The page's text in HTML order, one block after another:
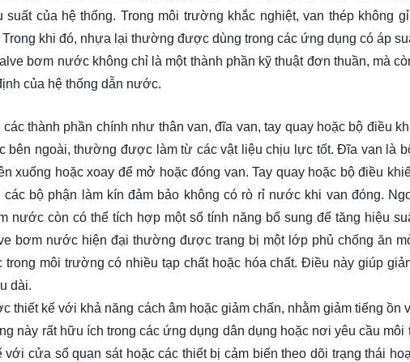
của hệ thống. Trong môi trường khắc nghiệt, van thép không
khi đó, nhựa lại thường được dùng trong các ứng dụng có áp
bơm nước không chỉ là một thành phần kỹ thuật đơn thuần, mà
của hệ thống dẫn nước.
thành phần chính như thân van, đĩa van, tay quay hoặc bộ điều
bên ngoài, thường được làm từ các vật liệu chịu lực tốt. Đĩa van là
xuống hoặc xoay để mở hoặc đóng van. Tay quay hoặc bộ điều
bộ phận làm kín đảm bảo không có rò rỉ nước khi van đóng.
nước còn có thể tích hợp một số tính năng bổ sung để tăng hiệu
bơm nước hiện đại thường được trang bị một lớp phủ chống ăn
môi trường có nhiều tạp chất hoặc hóa chất. Điều này giúp
dài.
thiết kế với khả năng cách âm hoặc giảm chấn, nhằm giảm tiếng ồn
này rất hữu ích trong các ứng dụng dân dụng hoặc nơi yêu cầu môi
cửa sổ quan sát hoặc các thiết bị cảm biến theo dõi trạng thái